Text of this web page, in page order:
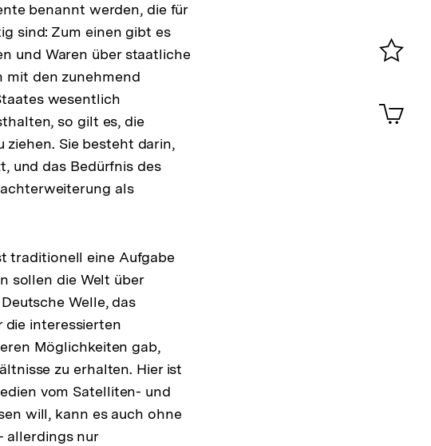
benannt werden, die für
sind: Zum einen gibt es
und Waren über staatliche
mit den zunehmend
wesentlich
so gilt es, die
ziehen. Sie besteht darin,
und das Bedürfnis des
als
traditionell eine Aufgabe
sollen die Welt über
Welle, das
die interessierten
Möglichkeiten gab,
zu erhalten. Hier ist
vom Satelliten- und
will, kann es auch ohne
allerdings nur